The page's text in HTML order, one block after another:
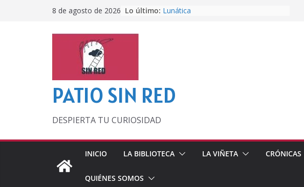
8 de agosto de 2026 Lo último: Lunática
PATIO SIN RED
DESPIERTA TU CURIOSIDAD
INICIO LA BIBLIOTECA LA VIÑETA CRÓNICAS
QUIÉNES SOMOS